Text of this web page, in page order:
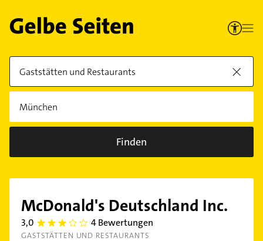
Finden
McDonald's Deutschland Inc.
3,0 3.0 4 Bewertungen
GASTSTÄTTEN UND RESTAURANTS